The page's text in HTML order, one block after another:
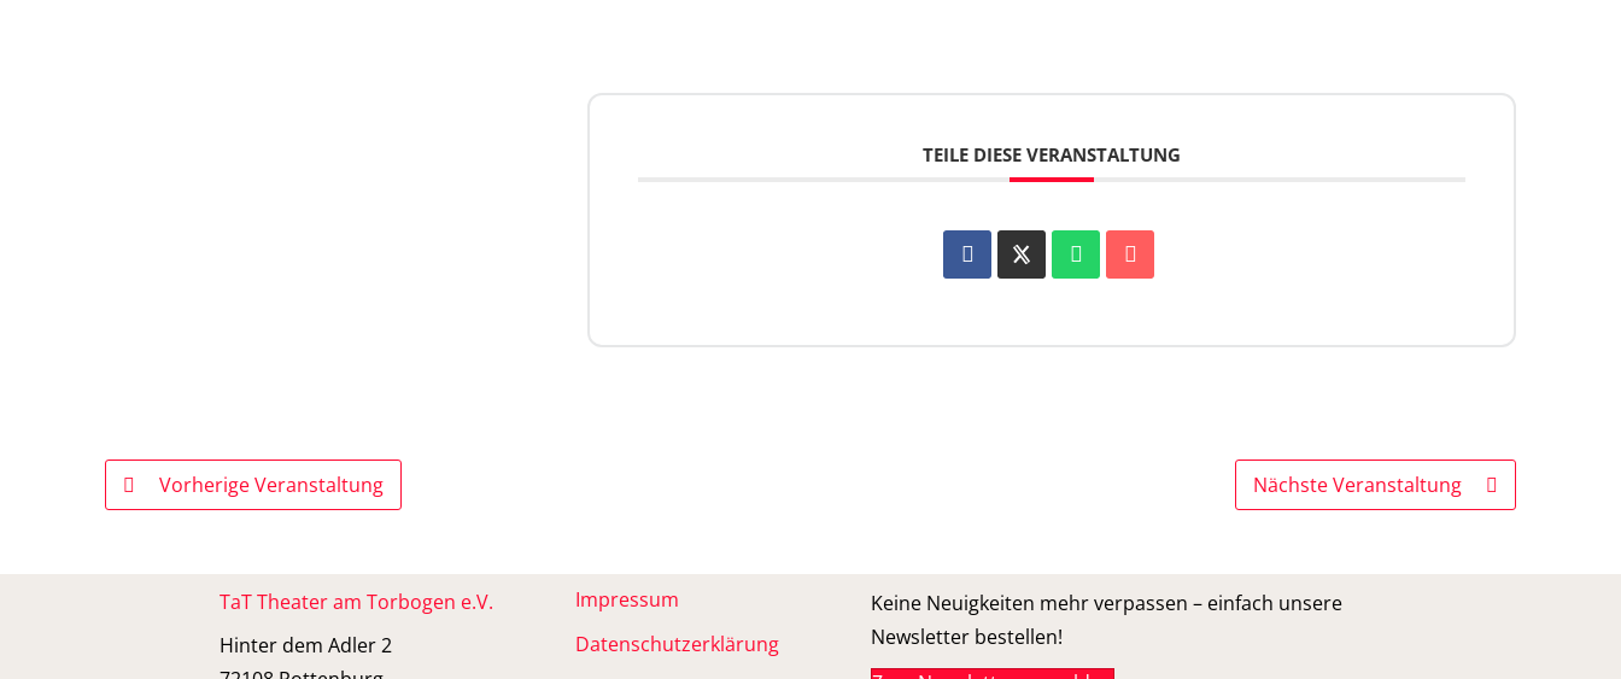
TEILE DIESE VERANSTALTUNG
Vorherige Veranstaltung Nächste Veranstaltung
TaT Theater am Torbogen e.V.
Hinter dem Adler 2
Impressum
Datenschutzerklärung
Keine Neuigkeiten mehr verpassen – einfach unsere
Newsletter bestellen!